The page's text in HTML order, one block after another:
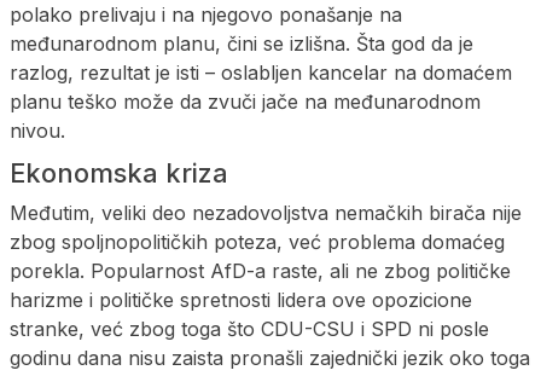
polako prelivaju i na njegovo ponašanje na
međunarodnom planu, čini se izlišna. Šta god da je
razlog, rezultat je isti – oslabljen kancelar na domaćem
planu teško može da zvuči jače na međunarodnom
nivou.
Ekonomska kriza
Međutim, veliki deo nezadovoljstva nemačkih birača nije
zbog spoljnopolitičkih poteza, već problema domaćeg
porekla. Popularnost AfD-a raste, ali ne zbog političke
harizme i političke spretnosti lidera ove opozicione
stranke, već zbog toga što CDU-CSU i SPD ni posle
godinu dana nisu zaista pronašli zajednički jezik oko toga